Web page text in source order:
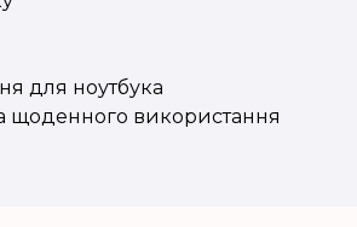
для ноутбука
щоденного використання